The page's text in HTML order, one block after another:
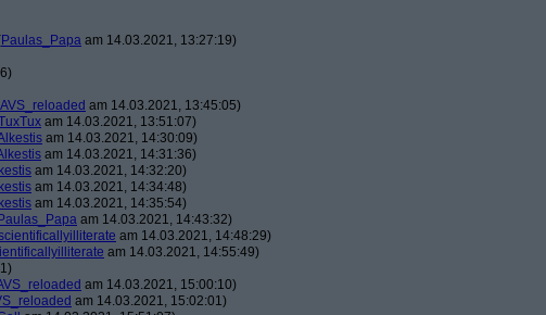
Paulas_Papa am 14.03.2021, 13:27:19)
AVS_reloaded am 14.03.2021, 13:45:05)
am 14.03.2021, 13:51:07)
am 14.03.2021, 14:30:09)
am 14.03.2021, 14:31:36)
am 14.03.2021, 14:32:20)
am 14.03.2021, 14:34:48)
am 14.03.2021, 14:35:54)
Paulas_Papa am 14.03.2021, 14:43:32)
am 14.03.2021, 14:48:29)
am 14.03.2021, 14:55:49)
am 14.03.2021, 15:00:10)
am 14.03.2021, 15:02:01)